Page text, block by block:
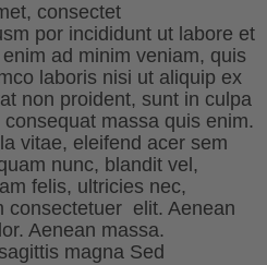
consectet
por incididunt ut labore et
ad minim veniam, quis
laboris nisi ut aliquip ex
non proident, sunt in culpa
massa quis enim.
vitae, eleifend acer sem
nunc, blandit vel,
felis, ultricies nec,
consectetuer elit. Aenean
Aenean massa.
magna Sed